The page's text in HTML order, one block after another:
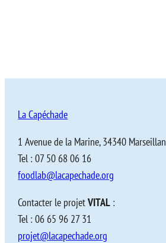
La Capéchade
1 Avenue de la Marine, 34340 Marseillan
Tel : 07 50 68 06 16
foodlab@lacapechade.org
Contacter le projetVITAL :
Tel : 06 65 96 27 31
projet@lacapechade.org